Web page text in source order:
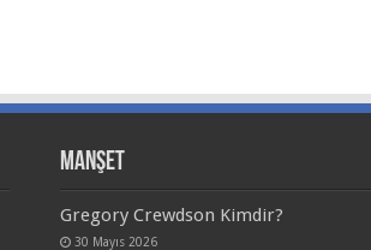
Manşet
Gregory Crewdson Kimdir?
30 Mayıs 2026